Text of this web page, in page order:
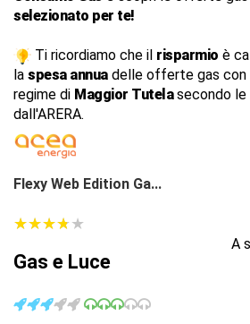
selezionato per te!
Ti ricordiamo che il risparmio è
la spesa annuadelle offerte gas con
regime di Maggior Tutelasecondo le
dall'ARERA.
Flexy Web Edition Ga...
★★★★★
★★★★★
Gas e Luce
A